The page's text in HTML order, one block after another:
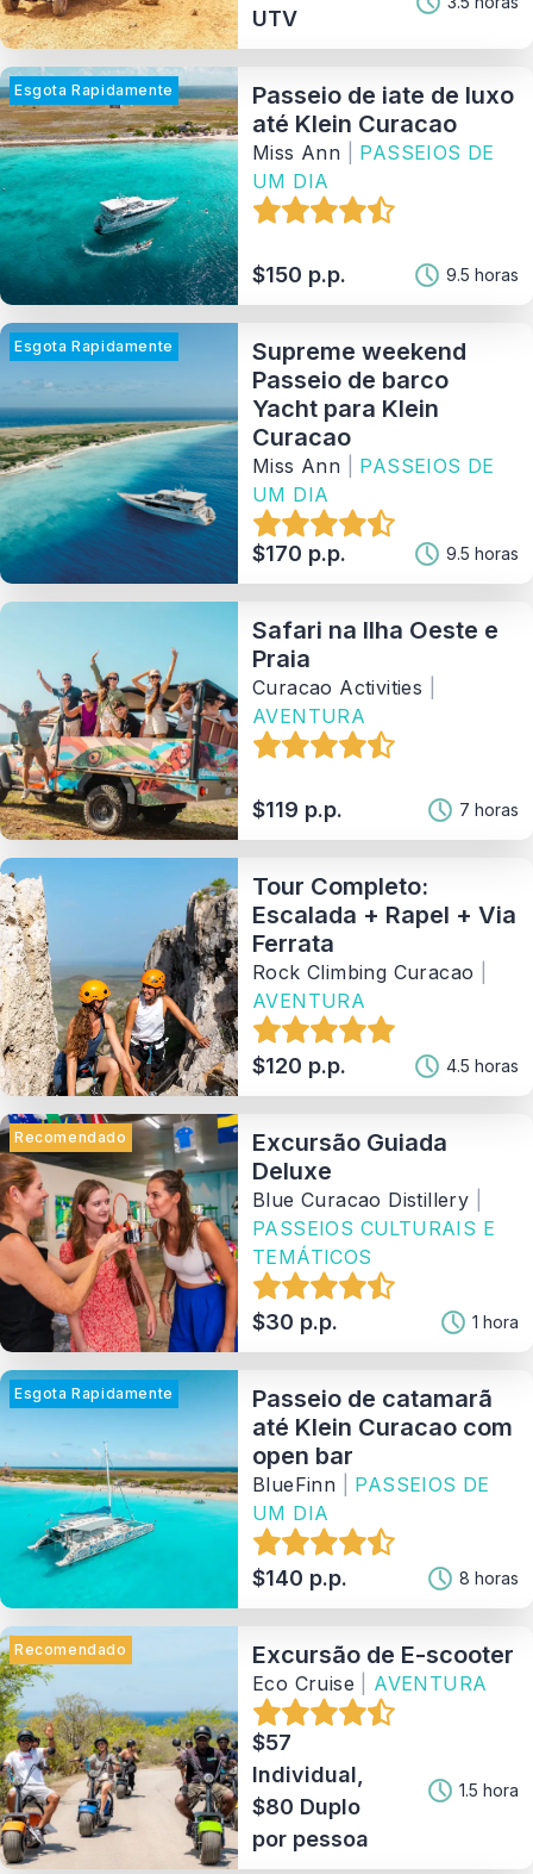
Provedor
Ordenar Por
121 Matching Properties
Show Results
UTV
Esgota Rapidamente
Passeio de iate de luxo
até Klein Curacao
Miss Ann
PASSEIOS DE
UM DIA
$150 p.p. 9.5 horas
Esgota Rapidamente
Supreme weekend
Passeio de barco
Yacht para Klein
Curacao
Miss Ann
PASSEIOS DE
UM DIA
$170 p.p. 9.5 horas
Safari na Ilha Oeste e
Praia
Curacao Activities
AVENTURA
$119 p.p. 7 horas
Tour Completo:
Escalada + Rapel + Via
Ferrata
Rock Climbing Curacao
AVENTURA
$120 p.p. 4.5 horas
Recomendado
Excursão Guiada
Deluxe
Blue Curacao Distillery
PASSEIOS CULTURAIS E
TEMÁTICOS
$30 p.p. 1 hora
Esgota Rapidamente
Passeio de catamarã
até Klein Curacao com
open bar
BlueFinn
PASSEIOS DE
UM DIA
$140 p.p. 8 horas
Recomendado Excursão de E-scooter
Eco Cruise AVENTURA
$57
Individual,
$80 Duplo
por pessoa
1.5 hora